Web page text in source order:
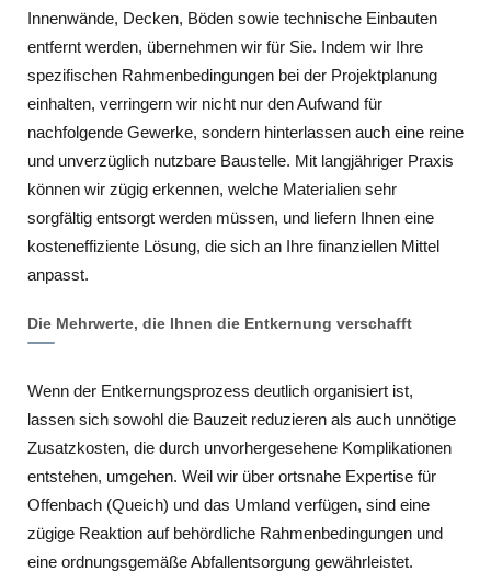
Innenwände, Decken, Böden sowie technische Einbauten
entfernt werden, übernehmen wir für Sie. Indem wir Ihre
spezifischen Rahmenbedingungen bei der Projektplanung
einhalten, verringern wir nicht nur den Aufwand für
nachfolgende Gewerke, sondern hinterlassen auch eine reine
und unverzüglich nutzbare Baustelle. Mit langjähriger Praxis
können wir zügig erkennen, welche Materialien sehr
sorgfältig entsorgt werden müssen, und liefern Ihnen eine
kosteneffiziente Lösung, die sich an Ihre finanziellen Mittel
anpasst.
Die Mehrwerte, die Ihnen die Entkernung verschafft
Wenn der Entkernungsprozess deutlich organisiert ist,
lassen sich sowohl die Bauzeit reduzieren als auch unnötige
Zusatzkosten, die durch unvorhergesehene Komplikationen
entstehen, umgehen. Weil wir über ortsnahe Expertise für
Offenbach (Queich) und das Umland verfügen, sind eine
zügige Reaktion auf behördliche Rahmenbedingungen und
eine ordnungsgemäße Abfallentsorgung gewährleistet.